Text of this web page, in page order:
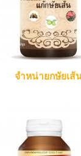
จำหน่ายกษัยเส้